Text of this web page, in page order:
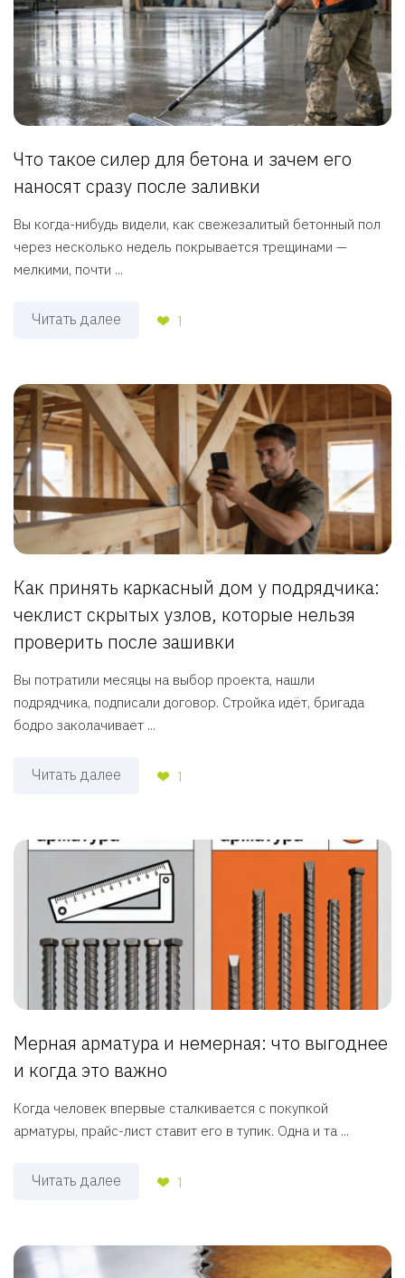
Что такое силер для бетона и зачем его
наносят сразу после заливки
Вы когда-нибудь видели, как свежезалитый бетонный пол
через несколько недель покрывается трещинами —
мелкими, почти ...
Читать далее 1
Как принять каркасный дом у подрядчика:
чеклист скрытых узлов, которые нельзя
проверить после зашивки
Вы потратили месяцы на выбор проекта, нашли
подрядчика, подписали договор. Стройка идёт, бригада
бодро заколачивает ...
Читать далее 1
Мерная арматура и немерная: что выгоднее
и когда это важно
Когда человек впервые сталкивается с покупкой
арматуры, прайс-лист ставит его в тупик. Одна и та ...
Читать далее 1